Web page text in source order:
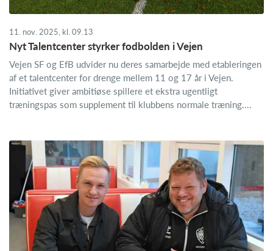
11. nov. 2025, kl. 09.13
Nyt Talentcenter styrker fodbolden i Vejen
Vejen SF og EfB udvider nu deres samarbejde med etableringen
af et talentcenter for drenge mellem 11 og 17 år i Vejen.
Initiativet giver ambitiøse spillere et ekstra ugentligt
træningspas som supplement til klubbens normale træning....